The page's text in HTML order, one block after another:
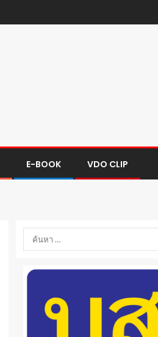
E-BOOK VDO CLIP